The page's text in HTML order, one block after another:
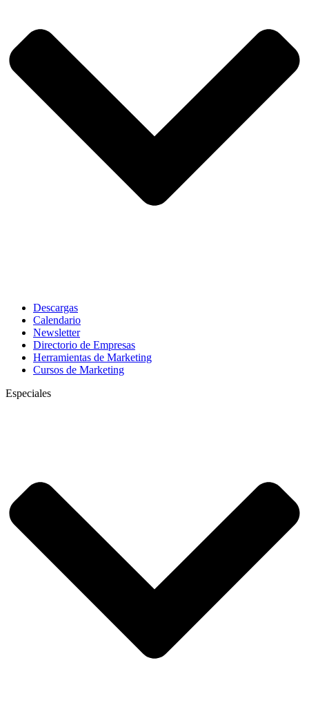
Descargas
Calendario
Newsletter
Directorio de Empresas
Herramientas de Marketing
Cursos de Marketing
Especiales